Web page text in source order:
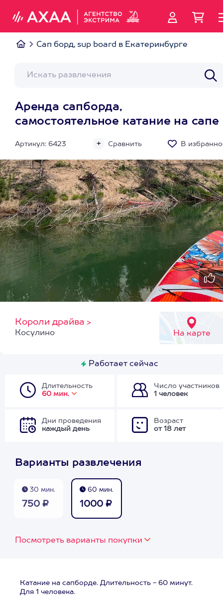
Сап борд, sup board в Екатеринбурге
Аренда сапборда,
самостоятельное катание на сапе
Артикул: 6423 Сравнить В
Короли драйва >
На карте
Косулино
Работает сейчас
Длительность
60 мин.
Число участников
1 человек
Дни проведения
каждый день
Возраст
от 18 лет
Варианты развлечения
30 мин.
750 ₽
60 мин.
1000 ₽
Посмотреть варианты покупки
Катание на сапборде. Длительность - 60 минут.
Для 1 человека.